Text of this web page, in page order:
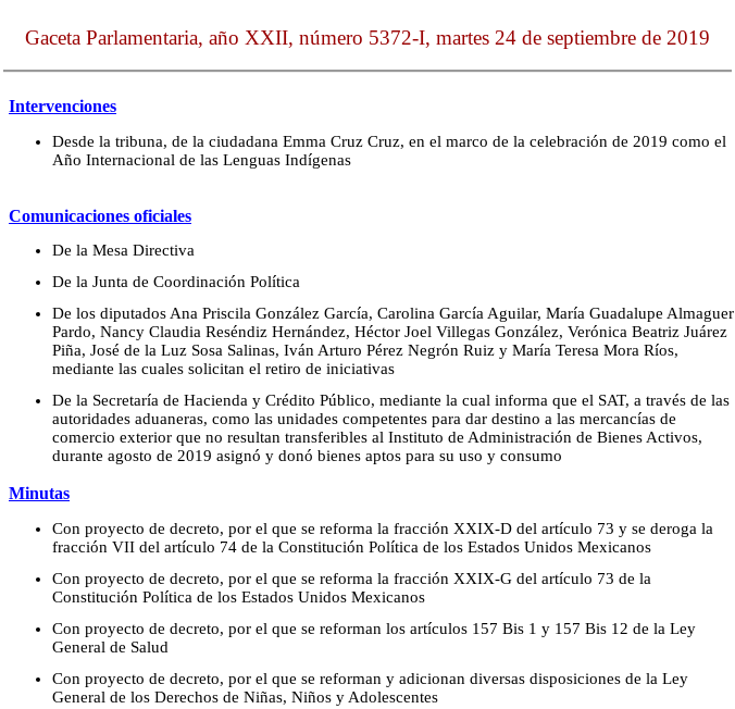
Gaceta Parlamentaria, año XXII, número 5372-I, martes 24 de septiembre de 2019
Intervenciones
Desde la tribuna, de la ciudadana Emma Cruz Cruz, en el marco de la celebración de 2019 como el
Año Internacional de las Lenguas Indígenas
Comunicaciones oficiales
De la Mesa Directiva
De la Junta de Coordinación Política
De los diputados Ana Priscila González García, Carolina García Aguilar, María Guadalupe Almaguer
Pardo, Nancy Claudia Reséndiz Hernández, Héctor Joel Villegas González, Verónica Beatriz Juárez
Piña, José de la Luz Sosa Salinas, Iván Arturo Pérez Negrón Ruiz y María Teresa Mora Ríos,
mediante las cuales solicitan el retiro de iniciativas
De la Secretaría de Hacienda y Crédito Público, mediante la cual informa que el SAT, a través de las
autoridades aduaneras, como las unidades competentes para dar destino a las mercancías de
comercio exterior que no resultan transferibles al Instituto de Administración de Bienes Activos,
durante agosto de 2019 asignó y donó bienes aptos para su uso y consumo
Minutas
Con proyecto de decreto, por el que se reforma la fracción XXIX-D del artículo 73 y se deroga la
fracción VII del artículo 74 de la Constitución Política de los Estados Unidos Mexicanos
Con proyecto de decreto, por el que se reforma la fracción XXIX-G del artículo 73 de la
Constitución Política de los Estados Unidos Mexicanos
Con proyecto de decreto, por el que se reforman los artículos 157 Bis 1 y 157 Bis 12 de la Ley
General de Salud
Con proyecto de decreto, por el que se reforman y adicionan diversas disposiciones de la Ley
General de los Derechos de Niñas, Niños y Adolescentes